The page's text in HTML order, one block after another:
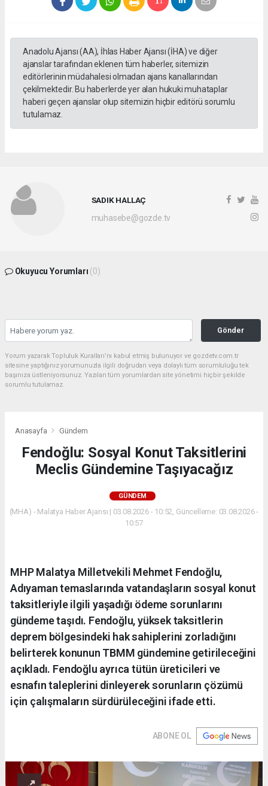
Anadolu Ajansı (AA), İhlas Haber Ajansı (İHA) ve diğer
ajanslar tarafından eklenen tüm haberler, sitemizin
editörlerinin müdahalesi olmadan ajans kanallarından
çekilmektedir. Bu haberlerde yer alan hukuki muhataplar
haberi geçen ajanslar olup sitemizin hiçbir editörü sorumlu
tutulamaz.
SADIK HALLAÇ
muhasebe@gozde.tv
Okuyucu Yorumları (0)
Gönder
Yorum yazarak Topluluk Kuralları’nı kabul etmiş bulunuyor ve gozdetv.com.tr
sitesine yaptığınız yorumunuzla ilgili doğrudan veya dolaylı tüm sorumluluğu tek
başınıza üstleniyorsunuz. Yazılan tüm yorumlardan site yönetimi hiçbir şekilde
sorumlu tutulamaz.
Anasayfa Gündem
Fendoğlu: Sosyal Konut Taksitlerini
Meclis Gündemine Taşıyacağız
GÜNDEM
(MHA) - Malatya Haber Ajansı | 03.08.2026 - 10:52, Güncelleme: 03.08.2026 -
10:57
MHP Malatya Milletvekili Mehmet Fendoğlu,
Adıyaman temaslarında vatandaşların sosyal konut
taksitleriyle ilgili yaşadığı ödeme sorunlarını
gündeme taşıdı. Fendoğlu, yüksek taksitlerin
deprem bölgesindeki hak sahiplerini zorladığını
belirterek konunun TBMM gündemine getirileceğini
açıkladı. Fendoğlu ayrıca tütün üreticileri ve
esnafın taleplerini dinleyerek sorunların çözümü
için çalışmaların sürdürüleceğini ifade etti.
ABONE OL